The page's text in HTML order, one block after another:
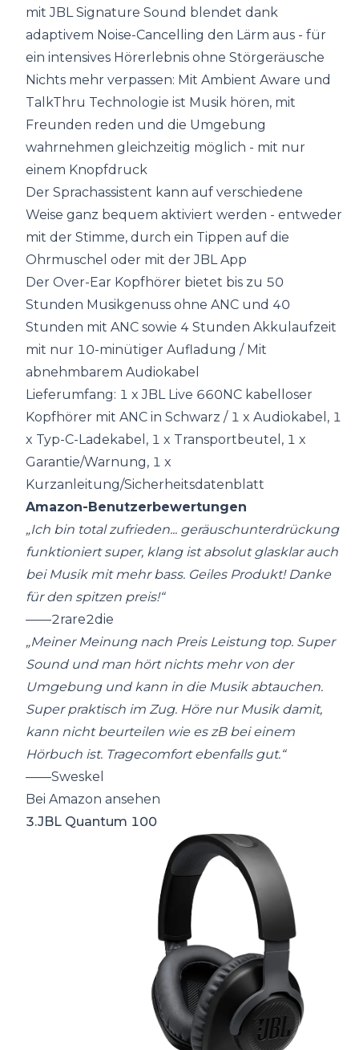
mit JBL Signature Sound blendet dank
adaptivem Noise-Cancelling den Lärm aus - für
ein intensives Hörerlebnis ohne Störgeräusche
Nichts mehr verpassen: Mit Ambient Aware und
TalkThru Technologie ist Musik hören, mit
Freunden reden und die Umgebung
wahrnehmen gleichzeitig möglich - mit nur
einem Knopfdruck
Der Sprachassistent kann auf verschiedene
Weise ganz bequem aktiviert werden - entweder
mit der Stimme, durch ein Tippen auf die
Ohrmuschel oder mit der JBL App
Der Over-Ear Kopfhörer bietet bis zu 50
Stunden Musikgenuss ohne ANC und 40
Stunden mit ANC sowie 4 Stunden Akkulaufzeit
mit nur 10-minütiger Aufladung / Mit
abnehmbarem Audiokabel
Lieferumfang: 1 x JBL Live 660NC kabelloser
Kopfhörer mit ANC in Schwarz / 1 x Audiokabel, 1
x Typ-C-Ladekabel, 1 x Transportbeutel, 1 x
Garantie/Warnung, 1 x
Kurzanleitung/Sicherheitsdatenblatt
Amazon-Benutzerbewertungen
„Ich bin total zufrieden... geräuschunterdrückung
funktioniert super, klang ist absolut glasklar auch
bei Musik mit mehr bass. Geiles Produkt! Danke
für den spitzen preis!“
——2rare2die
„Meiner Meinung nach Preis Leistung top. Super
Sound und man hört nichts mehr von der
Umgebung und kann in die Musik abtauchen.
Super praktisch im Zug. Höre nur Musik damit,
kann nicht beurteilen wie es zB bei einem
Hörbuch ist. Tragecomfort ebenfalls gut.“
——Sweskel
Bei Amazon ansehen
3.JBL Quantum 100